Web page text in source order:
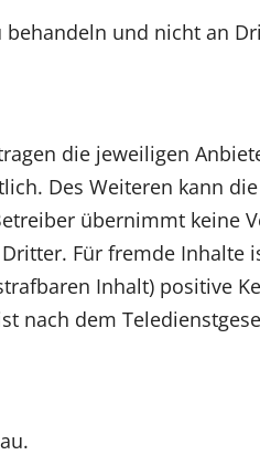
und nicht an
die jeweiligen
Des Weiteren kann
übernimmt keine
Für fremde Inhalte
Inhalt) positive
nach dem